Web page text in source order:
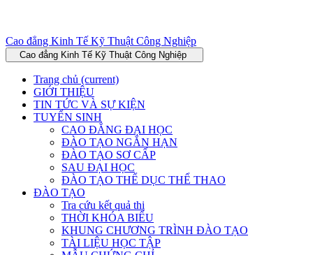
Cao đẳng Kinh Tế Kỹ Thuật Công Nghiệp
Cao đẳng Kinh Tế Kỹ Thuật Công Nghiệp
Trang chủ (current)
GIỚI THIỆU
TIN TỨC VÀ SỰ KIỆN
TUYỂN SINH
CAO ĐẲNG ĐẠI HỌC
ĐÀO TẠO NGẮN HẠN
ĐÀO TẠO SƠ CẤP
SAU ĐẠI HỌC
ĐÀO TẠO THỂ DỤC THỂ THAO
ĐÀO TẠO
Tra cứu kết quả thi
THỜI KHÓA BIỂU
KHUNG CHƯƠNG TRÌNH ĐÀO TẠO
TÀI LIỆU HỌC TẬP